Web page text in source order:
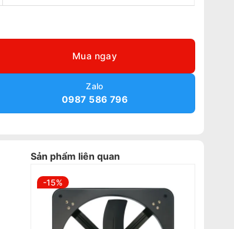
Mua ngay
Zalo
0987 586 796
Sản phẩm liên quan
-15%